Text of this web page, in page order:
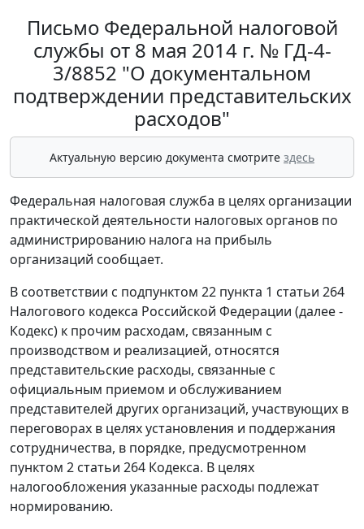
Письмо Федеральной налоговой
службы от 8 мая 2014 г. № ГД-4-
3/8852 "О документальном
подтверждении представительских
расходов"
Актуальную версию документа смотрите здесь
Федеральная налоговая служба в целях организации
практической деятельности налоговых органов по
администрированию налога на прибыль
организаций сообщает.
В соответствии с подпунктом 22 пункта 1 статьи 264
Налогового кодекса Российской Федерации (далее -
Кодекс) к прочим расходам, связанным с
производством и реализацией, относятся
представительские расходы, связанные с
официальным приемом и обслуживанием
представителей других организаций, участвующих в
переговорах в целях установления и поддержания
сотрудничества, в порядке, предусмотренном
пунктом 2 статьи 264 Кодекса. В целях
налогообложения указанные расходы подлежат
нормированию.